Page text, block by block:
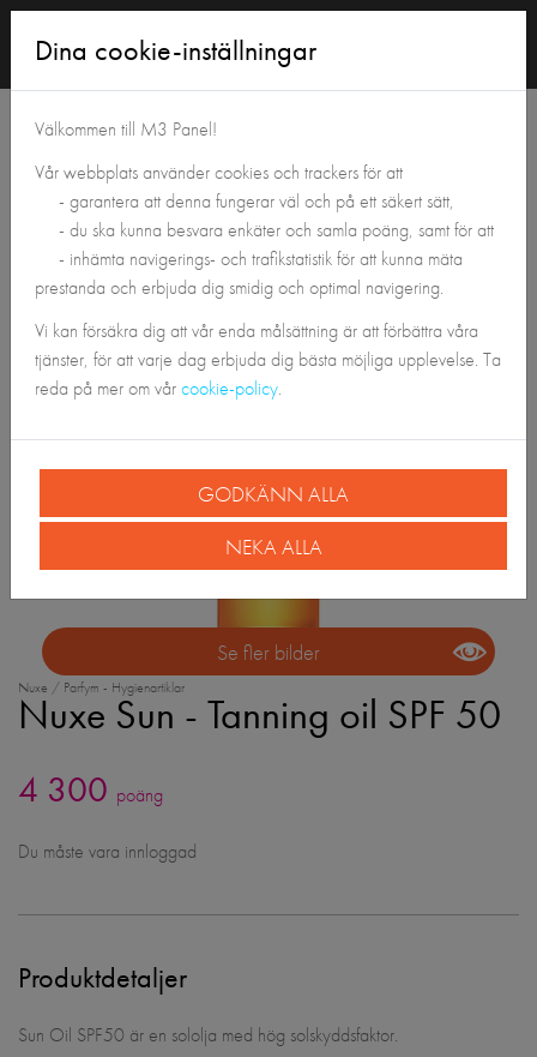
Tillbaka till Panelshoppen
Se fler bilder
Nuxe / Parfym - Hygienartiklar
Nuxe Sun - Tanning oil SPF 50
4 300 poäng
Du måste vara innloggad
Produktdetaljer
Sun Oil SPF50 är en sololja med hög solskyddsfaktor.
Dina cookie-inställningar
Välkommen till M3 Panel!
Vår webbplats använder cookies och trackers för att
- garantera att denna fungerar väl och på ett säkert sätt,
- du ska kunna besvara enkäter och samla poäng, samt för att
- inhämta navigerings- och trafikstatistik för att kunna mäta
prestanda och erbjuda dig smidig och optimal navigering.
Vi kan försäkra dig att vår enda målsättning är att förbättra våra
tjänster, för att varje dag erbjuda dig bästa möjliga upplevelse. Ta
reda på mer om vårcookie-policy.
GODKÄNN ALLA
NEKA ALLA